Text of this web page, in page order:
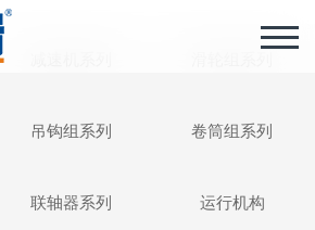
吊钩组系列 卷筒组系列
联轴器系列 运行机构